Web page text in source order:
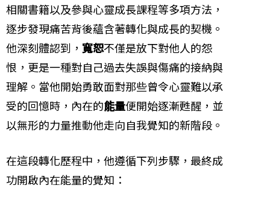
相關書籍以及參與心靈成長課程等多項方法，
逐步發現痛苦背後蘊含著轉化與成長的契機。
他深刻體認到， 寬恕不僅是放下對他人的怨
恨，更是一種對自己過去失誤與傷痛的接納與
理解。當他開始勇敢面對那些曾令心靈難以承
受的回憶時，內在的能量便開始逐漸甦醒，並
以無形的力量推動他走向自我覺知的新階段。
在這段轉化歷程中，他遵循下列步驟，最終成
功開啟內在能量的覺知：